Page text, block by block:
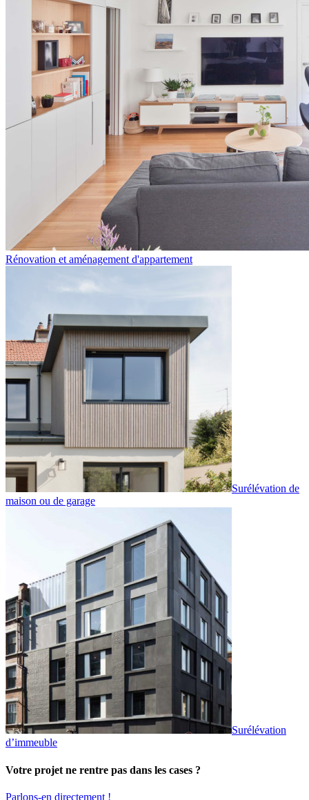
Rénovation et aménagement d'appartement
Surélévation de
maison ou de garage
Surélévation
d’immeuble
Votre projet ne rentre pas dans les cases ?
Parlons-en directement !